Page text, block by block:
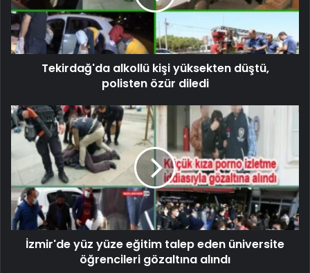
Tekirdağ'da alkollü kişi yüksekten düştü,
polisten özür diledi
İzmir'de yüz yüze eğitim talep eden üniversite
öğrencileri gözaltına alındı